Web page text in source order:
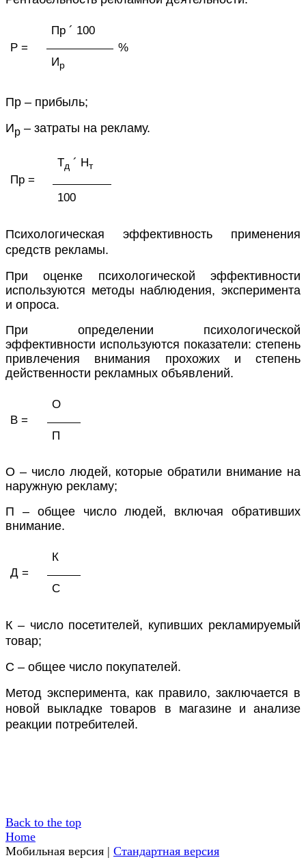
Р =
Пр ´ 100
%
Ир
Пр – прибыль;
Ир – затраты на рекламу.
Пр =
Тд ´ Нт
100
Психологическая эффективность применения
средств рекламы.
При оценке психологической эффективности
используются методы наблюдения, эксперимента
и опроса.
При определении психологической
эффективности используются показатели: степень
привлечения внимания прохожих и степень
действенности рекламных объявлений.
В =
О
П
О – число людей, которые обратили внимание на
наружную рекламу;
П – общее число людей, включая обративших
внимание.
Д =
К
С
К – число посетителей, купивших рекламируемый
товар;
С – общее число покупателей.
Метод эксперимента, как правило, заключается в
новой выкладке товаров в магазине и анализе
реакции потребителей.
Back to the top
Home
Мобильная версия | Стандартная версия